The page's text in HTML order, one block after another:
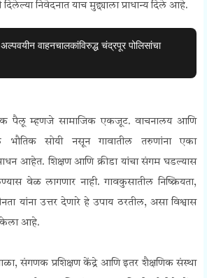
निवेदनात याच मुद्द्याला प्राधान्य दिले आहे.
वाहनचालकांविरुद्ध चंद्रपूर पोलिसांचा
पैलू म्हणजे सामाजिक एकजूट. वाचनालय आणि
भौतिक सोयी नसून गावातील तरुणांना एका
आहेत. शिक्षण आणि क्रीडा यांचा संगम घडल्यास
वेळ लागणार नाही. गावकुसातील निष्क्रियता,
यांना उत्तर देणारे हे उपाय ठरतील, असा विश्वास
केला आहे.
संगणक प्रशिक्षण केंद्रे आणि इतर शैक्षणिक संस्था